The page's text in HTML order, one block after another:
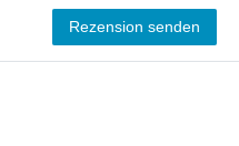
Rezension senden